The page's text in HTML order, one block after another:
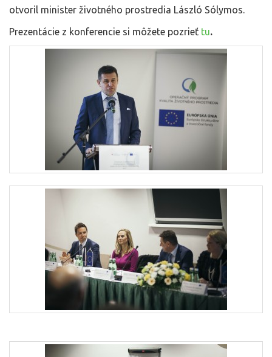
otvoril minister životného prostredia László Sólymos.
Prezentácie z konferencie si môžete pozrieť tu.